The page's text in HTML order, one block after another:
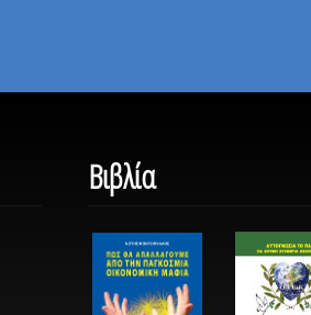
Βιβλία